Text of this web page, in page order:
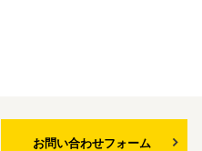
お問い合わせフォーム